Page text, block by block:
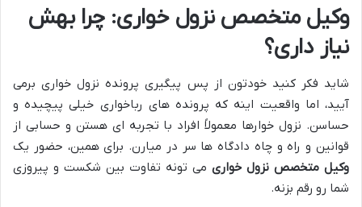
وکیل متخصص نزول خواری: چرا بهش
نیاز داری؟
شاید فکر کنید خودتون از پس پیگیری پرونده نزول خواری برمی
آیید، اما واقعیت اینه که پرونده های رباخواری خیلی پیچیده و
حساسن. نزول خوارها معمولاً افراد با تجربه ای هستن و حسابی از
قوانین و راه و چاه دادگاه ها سر در میارن. برای همین، حضور یک
وکیل متخصص نزول خواری می تونه تفاوت بین شکست و پیروزی
شما رو رقم بزنه.